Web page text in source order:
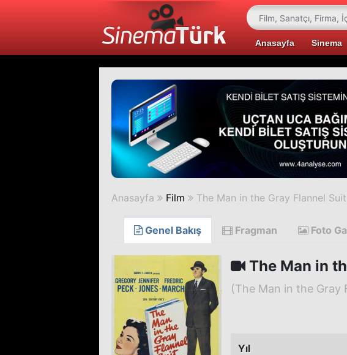
Anasayfa Sinema
Anasayfa Film The Man in the Gray Flannel Suit
Genel Bakış Fragman Foto
The Man in
(The Man in the Gray
Yıl